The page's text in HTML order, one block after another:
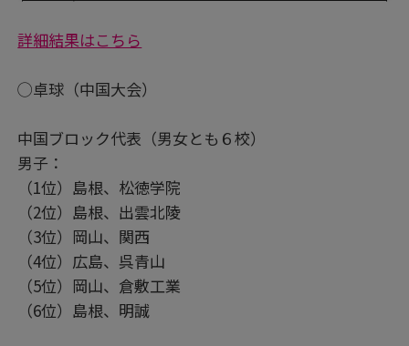
詳細結果はこちら
◯卓球（中国大会）
中国ブロック代表（男女とも６校）
男子：
（1位）島根、松徳学院
（2位）島根、出雲北陵
（3位）岡山、関西
（4位）広島、呉青山
（5位）岡山、倉敷工業
（6位）島根、明誠